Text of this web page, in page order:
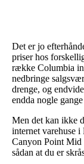
Det er jo
priser hos
række Columbia
nedbringe
drenge, og
endda nogle
Men det kan ikke
internet varehuse
Canyon Point Mid
sådan at du er